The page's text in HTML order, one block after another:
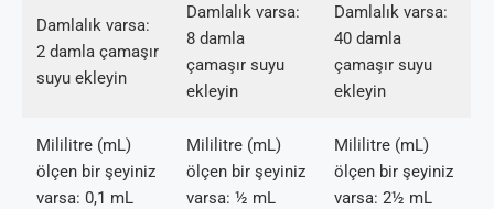
Damlalık varsa:
2 damla çamaşır
suyu ekleyin
Damlalık varsa:
8 damla
çamaşır suyu
ekleyin
Damlalık varsa:
40 damla
çamaşır suyu
ekleyin
Mililitre (mL)
ölçen bir şeyiniz
varsa: 0,1 mL
Mililitre (mL)
ölçen bir şeyiniz
varsa: ½ mL
Mililitre (mL)
ölçen bir şeyiniz
varsa: 2½ mL